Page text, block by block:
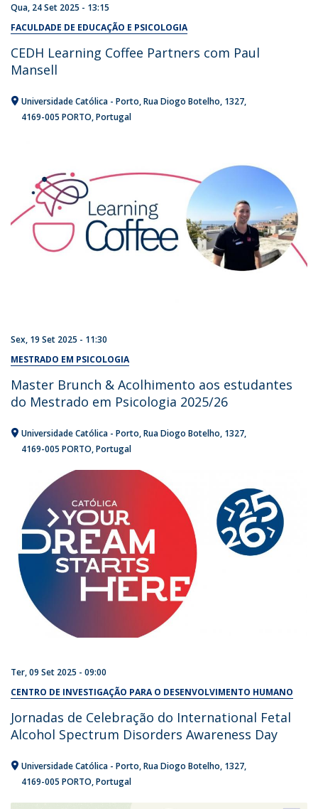
Qua, 24 Set 2025 - 13:15
FACULDADE DE EDUCAÇÃO E PSICOLOGIA
CEDH Learning Coffee Partners com Paul
Mansell
Universidade Católica - Porto Rua Diogo Botelho, 1327
4169-005 PORTO Portugal
Sex, 19 Set 2025 - 11:30
MESTRADO EM PSICOLOGIA
Master Brunch & Acolhimento aos estudantes
do Mestrado em Psicologia 2025/26
Universidade Católica - Porto Rua Diogo Botelho, 1327
4169-005 PORTO Portugal
Ter, 09 Set 2025 - 09:00
CENTRO DE INVESTIGAÇÃO PARA O DESENVOLVIMENTO HUMANO
Jornadas de Celebração do International Fetal
Alcohol Spectrum Disorders Awareness Day
Universidade Católica - Porto Rua Diogo Botelho, 1327
4169-005 PORTO Portugal